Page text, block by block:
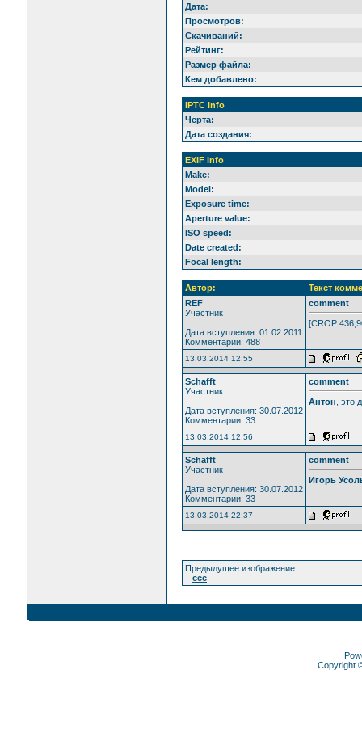
Дата:
Просмотров:
Скачиваний:
Рейтинг:
Размер файла:
Кем добавлено:
IPTC Info
Черта:
Дата создания:
EXIF Info
Make:
Model:
Exposure time:
Aperture value:
ISO speed:
Date created:
Focal length:
Автор:
Текст
REF
Участник
Дата вступления: 01.02.2011
Комментарии: 488
comment
13.03.2014 12:55
Schafft
Участник
Дата вступления: 30.07.2012
Комментарии: 33
comment
Антон ,
13.03.2014 12:56
Schafft
Участник
Дата вступления: 30.07.2012
Комментарии: 33
comment
Игорь
13.03.2014 22:37
Предыдущее изображение:
ccc
Copyright